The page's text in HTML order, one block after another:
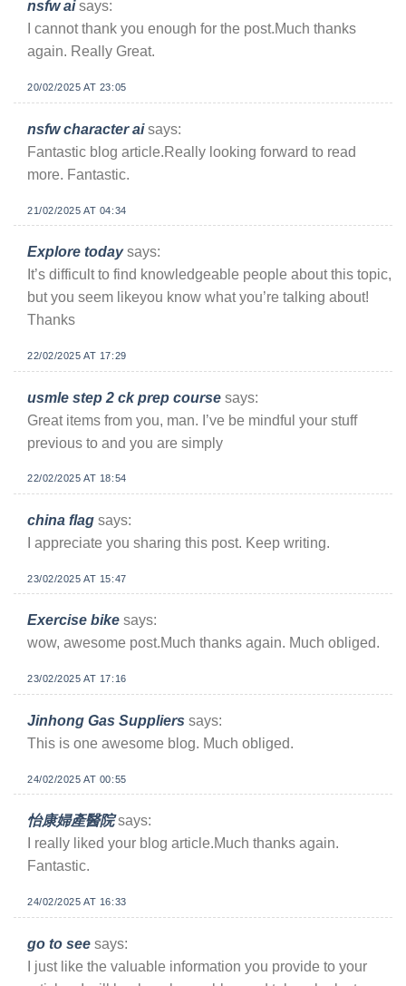
nsfw ai says:
I cannot thank you enough for the post.Much thanks
again. Really Great.
20/02/2025 AT 23:05
nsfw character ai says:
Fantastic blog article.Really looking forward to read
more. Fantastic.
21/02/2025 AT 04:34
Explore today says:
It’s difficult to find knowledgeable people about this topic,
but you seem likeyou know what you’re talking about!
Thanks
22/02/2025 AT 17:29
usmle step 2 ck prep course says:
Great items from you, man. I’ve be mindful your stuff
previous to and you are simply
22/02/2025 AT 18:54
china flag says:
I appreciate you sharing this post. Keep writing.
23/02/2025 AT 15:47
Exercise bike says:
wow, awesome post.Much thanks again. Much obliged.
23/02/2025 AT 17:16
Jinhong Gas Suppliers says:
This is one awesome blog. Much obliged.
24/02/2025 AT 00:55
怡康婦產醫院 says:
I really liked your blog article.Much thanks again.
Fantastic.
24/02/2025 AT 16:33
go to see says:
I just like the valuable information you provide to your